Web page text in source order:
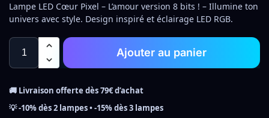
Lampe LED Cœur Pixel – L’amour version 8 bits ! – Illumine ton
univers avec style. Design inspiré et éclairage LED RGB.
Ajouter au panier
🚚 Livraison offerte dès 79€ d’achat
💡 -10% dès 2 lampes • -15% dès 3 lampes